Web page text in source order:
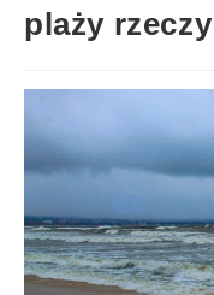
plaży rzeczy